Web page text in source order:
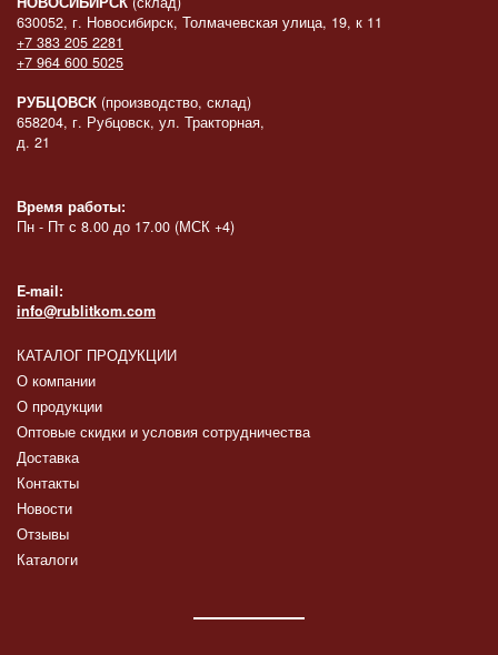
630052, г. Новосибирск, Толмачевская улица, 19, к 11
+7 383 205 2281
+7 964 600 5025
РУБЦОВСК (производство, склад)
658204, г. Рубцовск, ул. Тракторная,
д. 21
Время работы:
Пн - Пт с 8.00 до 17.00 (МСК +4)
E-mail:
info@rublitkom.com
КАТАЛОГ ПРОДУКЦИИ
О компании
О продукции
Оптовые скидки и условия сотрудничества
Доставка
Контакты
Новости
Отзывы
Каталоги